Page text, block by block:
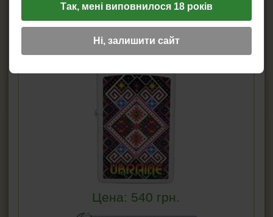
214UP/1 зажигалка ZIPPO
Цена: 540 грн.
Так, мені виповнилося 18 років
Ні, залишити сайт